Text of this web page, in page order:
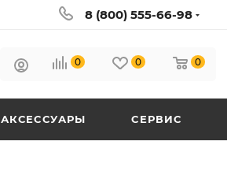
8 (800) 555-66-98
0 0 0
АКСЕССУАРЫ СЕРВИС